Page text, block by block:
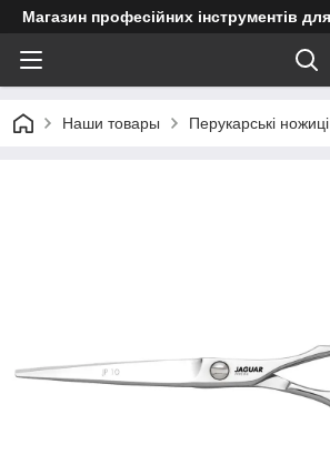
Магазин професійних інструментів
Наши товары Перукарські ножиці